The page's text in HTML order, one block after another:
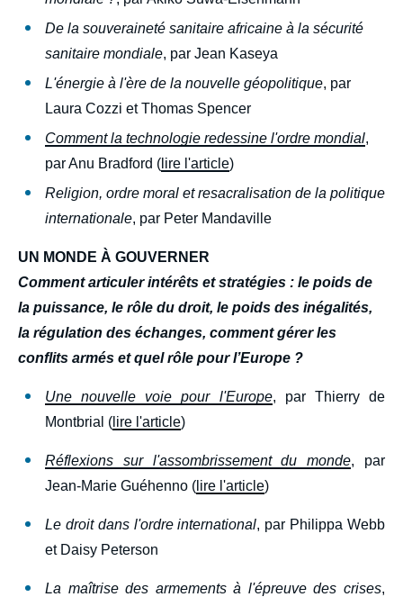
De la souveraineté sanitaire africaine à la sécurité
sanitaire mondiale, par Jean Kaseya
L'énergie à l'ère de la nouvelle géopolitique, par
Laura Cozzi et Thomas Spencer
Comment la technologie redessine l'ordre mondial,
par Anu Bradford ( lire l'article)
Religion, ordre moral et resacralisation de la politique
internationale, par Peter Mandaville
UN MONDE À GOUVERNER
Comment articuler intérêts et stratégies : le poids de
la puissance, le rôle du droit, le poids des inégalités,
la régulation des échanges, comment gérer les
conflits armés et quel rôle pour l’Europe ?
Une nouvelle voie pour l'Europe, par Thierry de
Montbrial ( lire l'article)
Réflexions sur l'assombrissement du monde, par
Jean-Marie Guéhenno ( lire l'article)
Le droit dans l'ordre international, par Philippa Webb
et Daisy Peterson
La maîtrise des armements à l'épreuve des crises,